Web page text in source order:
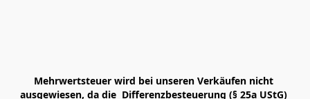
Mehrwertsteuer wird bei unseren Verkäufen nicht
ausgewiesen, da die  Differenzbesteuerung (§ 25a UStG)